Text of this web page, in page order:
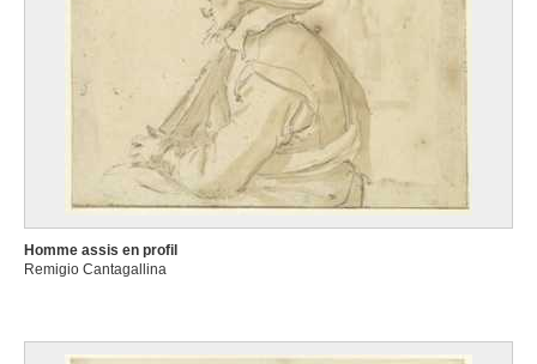
Homme assis en profil
Remigio Cantagallina